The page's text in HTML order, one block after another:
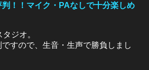
判！！マイク・PAなしで十分楽しめ
ジオ。
すので、生音・生声で勝負しまし